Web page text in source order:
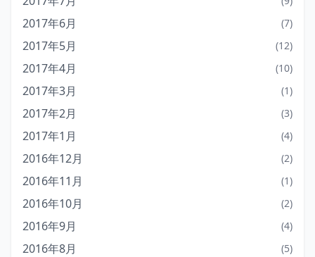
2017年6月 (7)
2017年5月 (12)
2017年4月 (10)
2017年3月 (1)
2017年2月 (3)
2017年1月 (4)
2016年12月 (2)
2016年11月 (1)
2016年10月 (2)
2016年9月 (4)
2016年8月 (5)